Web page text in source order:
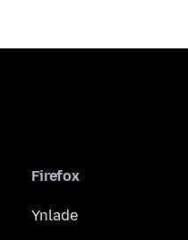
Firefox
Ynlade